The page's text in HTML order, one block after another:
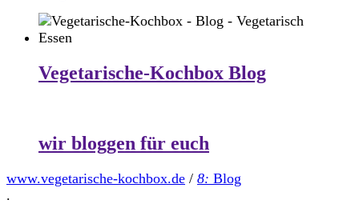
Vegetarische-Kochbox Blog
wir bloggen für euch
www.vegetarische-kochbox.de / 8: Blog
.